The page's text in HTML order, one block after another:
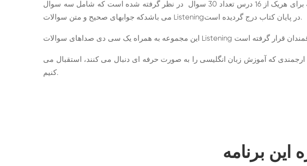
در این مجموعه برای هریک از 16 درس تعداد 30 سوال در نظر گرفته شده است که شامل سه سوال Listening، هشت سوال Vocabulary ، شانزده سوالGrammar و سه سوال Reading
می باشدکه جوابهای صحیح و متن سوالات Listeningدر پایان کتاب درج گردیده است.
ارجمندی که آموزش زبان انگلیسی را به صورت حرفه ای دنبال می کنند، استقبال می
کنیم.
این برنامه